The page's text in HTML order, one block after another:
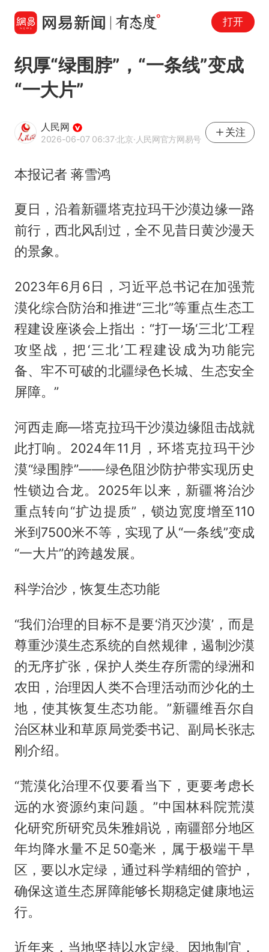
打开
织厚“绿围脖”，“一条线”变成
“一大片”
人民网
2026-06-07 06:37·北京·人民网官方网易号
关注
本报记者 蒋雪鸿
夏日，沿着新疆塔克拉玛干沙漠边缘一路
前行，西北风刮过，全不见昔日黄沙漫天
的景象。
2023年6月6日，习近平总书记在加强荒
漠化综合防治和推进“三北”等重点生态工
程建设座谈会上指出：“打一场‘三北’工程
攻坚战，把‘三北’工程建设成为功能完
备、牢不可破的北疆绿色长城、生态安全
屏障。”
河西走廊—塔克拉玛干沙漠边缘阻击战就
此打响。2024年11月，环塔克拉玛干沙
漠“绿围脖”——绿色阻沙防护带实现历史
性锁边合龙。2025年以来，新疆将治沙
重点转向“扩边提质”，锁边宽度增至110
米到7500米不等，实现了从“一条线”变成
“一大片”的跨越发展。
科学治沙，恢复生态功能
“我们治理的目标不是要‘消灭沙漠’，而是
尊重沙漠生态系统的自然规律，遏制沙漠
的无序扩张，保护人类生存所需的绿洲和
农田，治理因人类不合理活动而沙化的土
地，使其恢复生态功能。”新疆维吾尔自
治区林业和草原局党委书记、副局长张志
刚介绍。
“荒漠化治理不仅要看当下，更要考虑长
远的水资源约束问题。”中国林科院荒漠
化研究所研究员朱雅娟说，南疆部分地区
年均降水量不足50毫米，属于极端干旱
区，要以水定绿，通过科学精细的管护，
确保这道生态屏障能够长期稳定健康地运
行。
近年来，当地坚持以水定绿、因地制宜，